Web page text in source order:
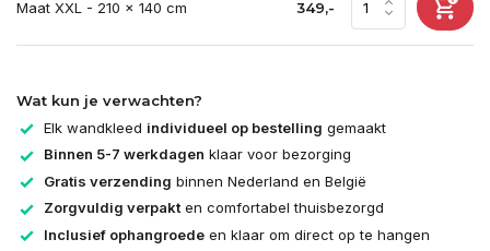
Maat XXL - 210 x 140 cm 349,-
Wat kun je verwachten?
Elk wandkleed individueel op bestelling gemaakt
Binnen 5-7 werkdagen klaar voor bezorging
Gratis verzending binnen Nederland en België
Zorgvuldig verpakten comfortabel thuisbezorgd
Inclusief ophangroede en klaar om direct op te hangen